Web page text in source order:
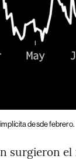
desde febrero.
surgieron